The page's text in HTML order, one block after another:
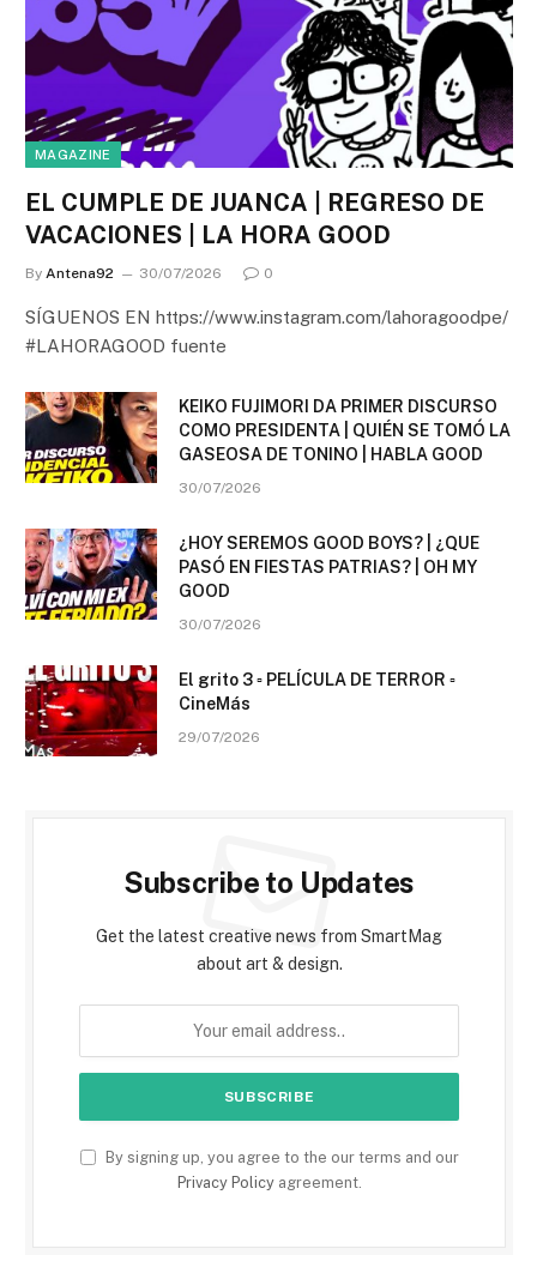
MAGAZINE
EL CUMPLE DE JUANCA | REGRESO DE
VACACIONES | LA HORA GOOD
By Antena92 30/07/2026 0
SÍGUENOS EN https://www.instagram.com/lahoragoodpe/
#LAHORAGOOD fuente
KEIKO FUJIMORI DA PRIMER DISCURSO
COMO PRESIDENTA | QUIÉN SE TOMÓ LA
GASEOSA DE TONINO | HABLA GOOD
30/07/2026
¿HOY SEREMOS GOOD BOYS? | ¿QUE
PASÓ EN FIESTAS PATRIAS? | OH MY
GOOD
30/07/2026
El grito 3 ▫️ PELÍCULA DE TERROR ▫️
CineMás
29/07/2026
Subscribe to Updates
Get the latest creative news from SmartMag
about art & design.
By signing up, you agree to the our terms and our
Privacy Policyagreement.